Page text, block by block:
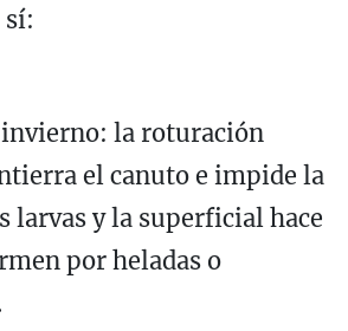
sí:
invierno: la roturación
el canuto e impide la
larvas y la superficial hace
por heladas o